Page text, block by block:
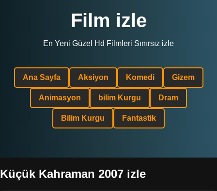
Film izle
En Yeni Güzel Hd Filmleri Sınırsız izle
Ana Sayfa Aksiyon Komedi Gizem
Animasyon bilim Kurgu Dram
Bilim Kurgu Fantastik
Küçük Kahraman 2007 izle